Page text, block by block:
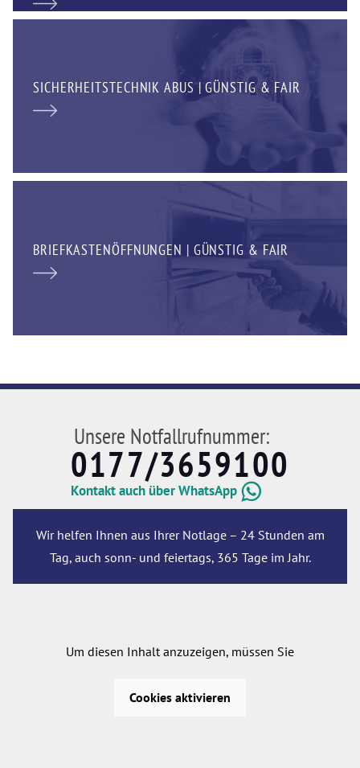
SICHERHEITSTECHNIK ABUS | GÜNSTIG & FAIR
BRIEFKASTENÖFFNUNGEN | GÜNSTIG & FAIR
Unsere Notfallrufnummer:
0177/3659100
Kontakt auch über WhatsApp
Wir helfen Ihnen aus Ihrer Notlage – 24 Stunden am
Tag, auch sonn- und feiertags, 365 Tage im Jahr.
Um diesen Inhalt anzuzeigen, müssen Sie
Cookies aktivieren